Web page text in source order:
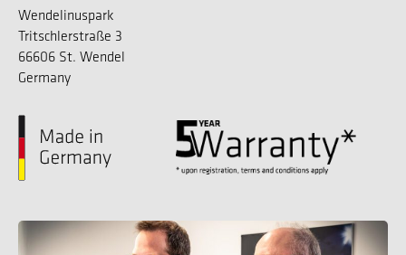
Wendelinuspark
Tritschlerstraße 3
66606 St. Wendel
Germany